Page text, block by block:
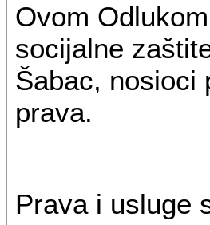
Ovom
socijalne
Šabac, nosioci
prava.
Prava i usluge